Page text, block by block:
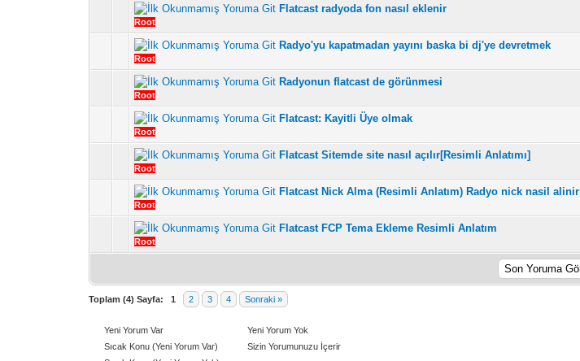
Flatcast radyoda fon nasıl eklenir
Root
5 üzerinden 4 Oy - Toplam Ortalama 3 Oy Verilmiş
1 234 5
Radyo'yu kapatmadan yayını baska bi dj'ye devretmek
Root
5 üzerinden 5 Oy - Toplam Ortalama 3 Oy Verilmiş
12345
Radyonun flatcast de görünmesi
Root
5 üzerinden 4 Oy - Toplam Ortalama 2.5 Oy Verilmiş
12 345
Flatcast: Kayitli Üye olmak
Root
5 üzerinden 4 Oy - Toplam Ortalama 3.5 Oy Verilmiş
12345
Flatcast Sitemde site nasıl açılır[Resimli Anlatımı]
Root
5 üzerinden 4 Oy - Toplam Ortalama 3.5 Oy Verilmiş
1 2345
Flatcast Nick Alma (Resimli Anlatım) Radyo nick nasil alinir
Root
5 üzerinden 5 Oy - Toplam Ortalama 3.2 Oy Verilmiş
12345
Flatcast FCP Tema Ekleme Resimli Anlatım
Root
5 üzerinden 3 Oy - Toplam Ortalama 1.67 Oy Verilmiş
12345
Toplam (4) Sayfa: 1 2 3 4 Sonraki »
Yeni Yorum Var
Sıcak Konu (Yeni Yorum Var)
Yeni Yorum Yok
Sizin Yorumunuzu İçerir